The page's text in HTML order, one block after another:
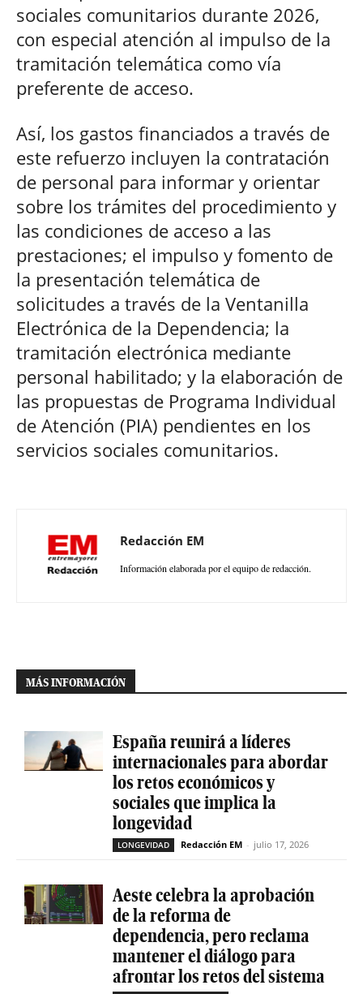
sociales comunitarios durante 2026,
con especial atención al impulso de la
tramitación telemática como vía
preferente de acceso.
Así, los gastos financiados a través de
este refuerzo incluyen la contratación
de personal para informar y orientar
sobre los trámites del procedimiento y
las condiciones de acceso a las
prestaciones; el impulso y fomento de
la presentación telemática de
solicitudes a través de la Ventanilla
Electrónica de la Dependencia; la
tramitación electrónica mediante
personal habilitado; y la elaboración de
las propuestas de Programa Individual
de Atención (PIA) pendientes en los
servicios sociales comunitarios.
Redacción EM
Información elaborada por el equipo de redacción.
MÁS INFORMACIÓN
España reunirá a líderes
internacionales para abordar
los retos económicos y
sociales que implica la
longevidad
LONGEVIDAD Redacción EM - julio 17, 2026
Aeste celebra la aprobación
de la reforma de
dependencia, pero reclama
mantener el diálogo para
afrontar los retos del sistema